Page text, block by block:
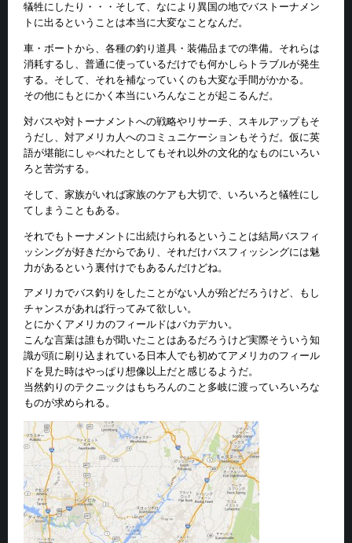
犠牲にしたり・・・そして、なにより異国の地でバストーナメン
トに出るということは本当に大変なことなんだ。
車・ボートから、各種の釣り道具・装備品までの準備。それらは
消耗するし、普通に使っているだけでも何かしらトラブルが発生
する。そして、それを補なっていくのも大変な手間がかかる。
その他にもとにかく本当にいろんなことが起こるんだ。
対バスや対トーナメントへの戦略やリサーチ、スキルアップもそ
うだし、対アメリカ人へのコミュニケーションもそうだ。仮に英
語が堪能にしゃべれたとしてもそれ以外の文化的なものにいろい
ろと苦労する。
そして、家族がいれば家族のケアも大切で、いろいろと犠牲にし
てしまうこともある。
それでもトーナメントに出続けられるということは結局バスフィ
ッシングが好きだからであり、それだけバスフィッシングには魅
力があるという裏付けでもあるんだけどね。
アメリカでバス釣りをしたことがない人が殆どだろうけど、もし
チャンスがあれば行ってみて欲しい。
とにかくアメリカのフィールドはバカデカい。
こんな言葉は誰もが聞いたことはあるだろうけど実際そういう知
識が頭に刷り込まれている日本人でも初めてアメリカのフィール
ドを見た時はやっぱり想像以上だと感じるようだ。
当然釣りのテクニックはもちろんのこと多岐に渡っていろいろな
ものが求められる。